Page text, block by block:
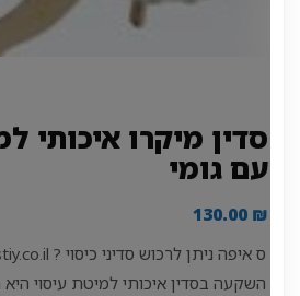
סדין מיקרו איכותי
עם גומי
130.00
השקעה בסדין איכותי למיטת עיסוי היא